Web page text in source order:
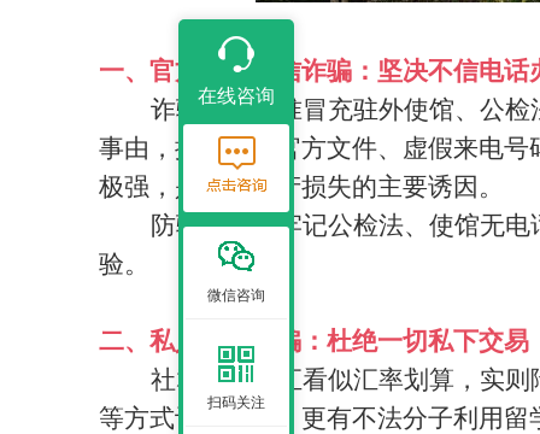
一、官方冒充电信诈骗：坚决不信电话
诈骗分子精准冒充驻外使馆、公
事由，搭配伪造官方文件、虚假来电
极强，是大额财产损失的主要诱因。
防骗核心：牢记公检法、使馆无
验。
二、私人换汇诈骗：杜绝一切私下交易
社群私下换汇看似汇率划算，实
等方式诈骗资金，更有不法分子利用
在线咨询
微信咨询
扫码关注